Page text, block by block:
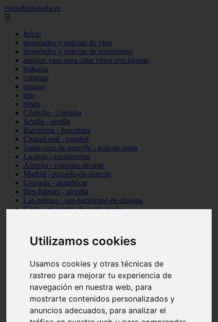
Utilizamos cookies
Usamos cookies y otras técnicas de
rastreo para mejorar tu experiencia de
navegación en nuestra web, para
mostrarte contenidos personalizados y
anuncios adecuados, para analizar el
vinosdegranada.es
☰
Inicio
novedades y noticias de vino
novedades y noticias de enoturismo
antiguo vaso para catar vinos crucigrama
bulgaria
comprar
espana
tipo
vinos
Córdoba - córdoba
Sevilla - sevilla
Barcelona - barcelona
Ciudad-real - montiel
Santa-cruz-de-tenerife - guía-de-isora
La-rioja - casalarreina
Almería - roquetas-de-mar
Madrid - pozuelo-de-alarcón
Granada - almuñécar
Illes-balears - alcúdia
Las-palmas - san-bartolomé-de-tirajana
Cádiz - el-puerto-de-santa-maría
Santa-cruz-de-tenerife - los-llanos-de-aridane
Cantabria - suances
Granada - monachil
Huesca - isábena
Huesca - alquézar
Huesca - castejón-de-sos
Sevilla - marinaleda